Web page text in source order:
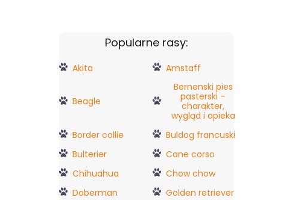
Popularne rasy:
Akita Amstaff
Beagle
Bernenski pies
pasterski –
charakter,
wygląd i opieka
Border collie
Buldog francuski
Bulterier
Cane corso
Chihuahua
Chow chow
Doberman
Golden retriever